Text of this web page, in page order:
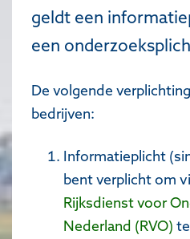
geldt een
een
De volgende
bedrijven:
Informatieplicht
bent verplicht om
Rijksdienst voor
Nederland (RVO)